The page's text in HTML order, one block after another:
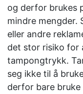
og derfor brukes
mindre mengder.
eller andre
det stor risiko for
tampongtrykk.
seg ikke til å
derfor bare bruke